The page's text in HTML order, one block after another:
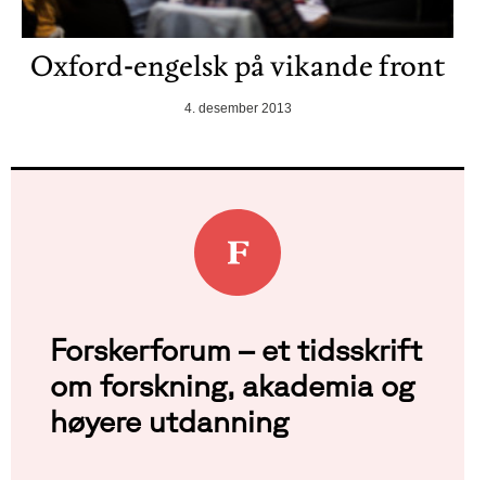
Oxford-engelsk på vikande front
4. desember 2013
Forskerforum – et tidsskrift
om forskning, akademia og
høyere utdanning